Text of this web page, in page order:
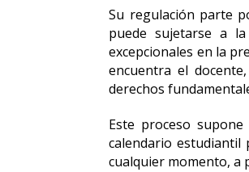
Su regulación parte
puede sujetarse a
excepcionales en la
encuentra el
derechos
Este proceso
calendario estudiantil
cualquier momento, a